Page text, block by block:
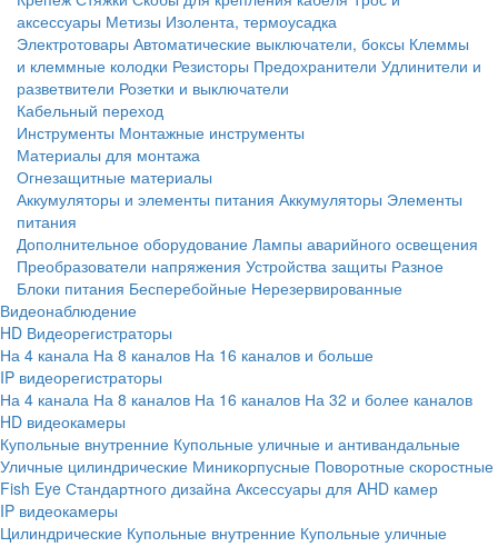
аксессуары Метизы Изолента, термоусадка
Электротовары Автоматические выключатели, боксы Клеммы
и клеммные колодки Резисторы Предохранители Удлинители и
разветвители Розетки и выключатели
Кабельный переход
Инструменты Монтажные инструменты
Материалы для монтажа
Огнезащитные материалы
Аккумуляторы и элементы питания Аккумуляторы Элементы
питания
Дополнительное оборудование Лампы аварийного освещения
Преобразователи напряжения Устройства защиты Разное
Блоки питания Бесперебойные Нерезервированные
Видеонаблюдение
HD Видеорегистраторы
На 4 канала На 8 каналов На 16 каналов и больше
IP видеорегистраторы
На 4 канала На 8 каналов На 16 каналов На 32 и более каналов
HD видеокамеры
Купольные внутренние Купольные уличные и антивандальные
Уличные цилиндрические Миникорпусные Поворотные скоростные
Fish Eye Стандартного дизайна Аксессуары для AHD камер
IP видеокамеры
Цилиндрические Купольные внутренние Купольные уличные